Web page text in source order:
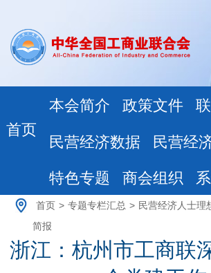
首页
本会简介 政策文件
民营经济数据 民营经
特色专题 商会组织
首页 > 专题专栏汇总 > 民营经济人士理
简报
浙江：杭州市工商联